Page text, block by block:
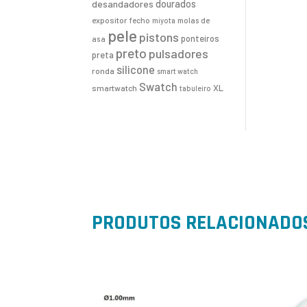
desandadores dourados
expositor fecho miyota molas de
asa pele pistons ponteiros
preta preto pulsadores
ronda silicone smart watch
smartwatch Swatch tabuleiro XL
PRODUTOS